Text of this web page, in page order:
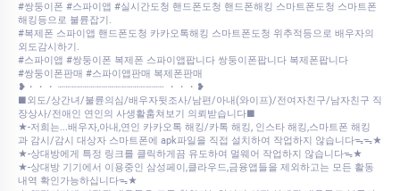
#쌍둥이폰 #스파이앱 #실시간도청 핸드폰도청 핸드폰해킹 스마트폰도청 스마트폰
해킹등으로 불륜잡기.
#복제폰 스파이앱 핸드폰도청 카카오톡해킹 스마트폰도청 위추적등으로 배우자의
외도감시하기.
#스파이앱 #쌍둥이폰 복제폰 스파이앱팝니다 쌍둥이폰팝니다 복제폰팝니다
#쌍둥이폰판매 #스파이앱판매 복제폰판매
❥・・・ ┈┈┈┈┈┈┈┈┈┈┈┈┈┈┈┈┈ ・・・❥
■외도/상간녀/불륜의심/배우자뒷조사/남편/아내(와이프)/전여자친구/남자친구 직
장상사/전애인 연인의 사생활훔쳐보기 의뢰받습니다■
★-저희는...배우자,아내,연인 카카오톡 해킹/카톡 해킹, 인스타 해킹,스마트폰 해킹
과 감시/감시 대상자 스마트폰에 apk파일을 직접 설치하여 작업하지 않습니다ᯓᯓ★
★-상대방에게 특정 링크를 클릭하게끔 유도하여 멀웨어 작업하지 않습니다ᯓ★
★-상대방 기기에서 이용중인 삼성페이,클라우드,금융앱들을 제외하고는 모든 활동
내역 확인가능하십니다ᯓ★